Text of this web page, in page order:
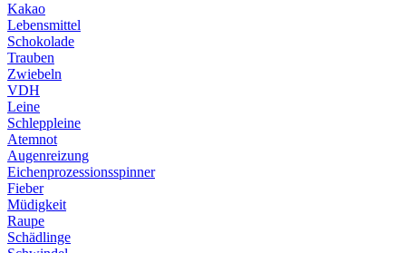
Kakao
Lebensmittel
Schokolade
Trauben
Zwiebeln
VDH
Leine
Schleppleine
Atemnot
Augenreizung
Eichenprozessionsspinner
Fieber
Müdigkeit
Raupe
Schädlinge